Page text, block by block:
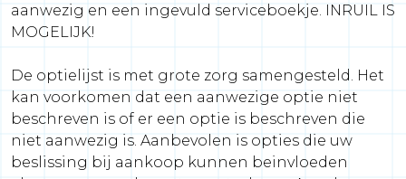
aanwezig en een ingevuld serviceboekje. INRUIL IS
MOGELIJK!
De optielijst is met grote zorg samengesteld. Het
kan voorkomen dat een aanwezige optie niet
beschreven is of er een optie is beschreven die
niet aanwezig is. Aanbevolen is opties die uw
beslissing bij aankoop kunnen beinvloeden